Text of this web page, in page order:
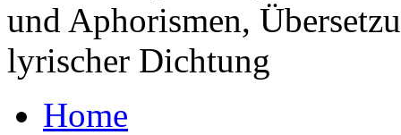
und Aphorismen,
lyrischer Dichtung
Home